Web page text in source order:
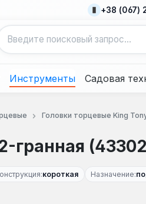
+38 (067)
Инструменты Садовая
Головки торцевые King
гранная
короткая Назначение: